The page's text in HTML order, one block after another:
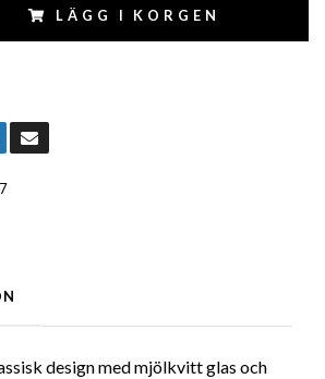
LÄGG I KORGEN
design med mjölkvitt glas och